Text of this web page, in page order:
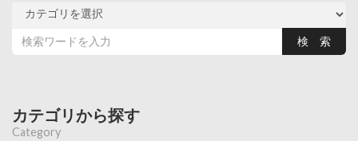
カテゴリから探す
Category